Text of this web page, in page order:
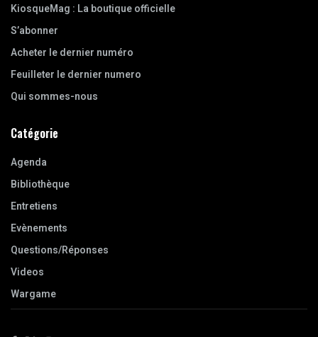
KiosqueMag : La boutique officielle
S’abonner
Acheter le dernier numéro
Feuilleter le dernier numero
Qui sommes-nous
Catégorie
Agenda
Bibliothèque
Entretiens
Evènements
Questions/Réponses
Videos
Wargame